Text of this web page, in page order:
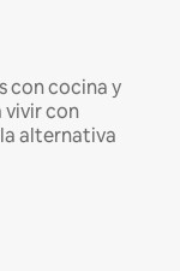
con cocina y
vivir con
alternativa